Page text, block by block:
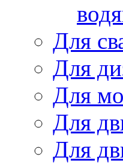
Для
Для
Для
Для
Для